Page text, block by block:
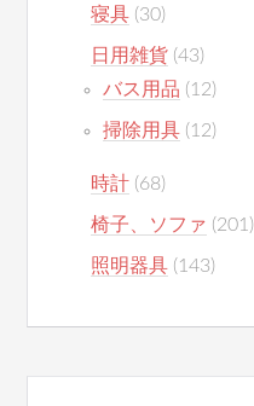
寝具 (30)
日用雑貨 (43)
バス用品 (12)
掃除用具 (12)
時計 (68)
椅子、ソファ (201)
照明器具 (143)